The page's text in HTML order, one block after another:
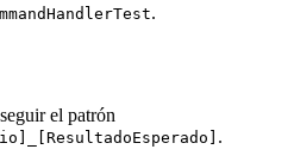
.
el patrón
.